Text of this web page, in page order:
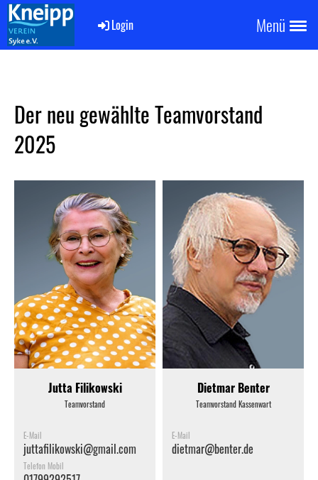
Menü
Login
Der neu gewählte Teamvorstand
2025
Jutta Filikowski
Teamvorstand
E-Mail
juttafilikowski@gmail.com
Telefon Mobil
Dietmar Benter
Teamvorstand Kassenwart
E-Mail
dietmar@benter.de